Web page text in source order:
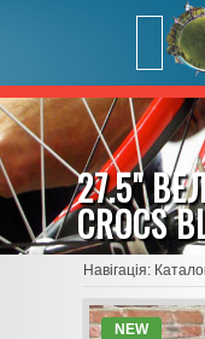
27.5"
CROCS
Навігація:
NEW